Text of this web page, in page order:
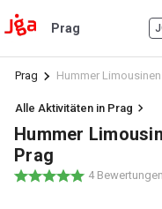
Prag
Prag Hummer
Alle Aktivitäten in Prag
Hummer
Prag
4 Bewertungen